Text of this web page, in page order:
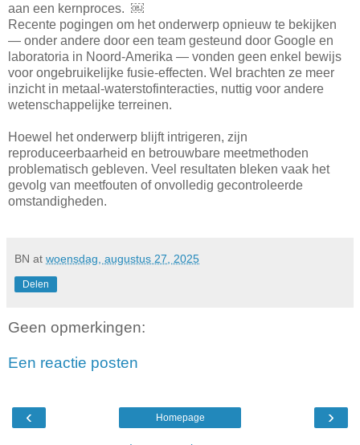
aan een kernproces. ￼
Recente pogingen om het onderwerp opnieuw te bekijken
— onder andere door een team gesteund door Google en
laboratoria in Noord-Amerika — vonden geen enkel bewijs
voor ongebruikelijke fusie-effecten. Wel brachten ze meer
inzicht in metaal-waterstofinteracties, nuttig voor andere
wetenschappelijke terreinen.
Hoewel het onderwerp blijft intrigeren, zijn
reproduceerbaarheid en betrouwbare meetmethoden
problematisch gebleven. Veel resultaten bleken vaak het
gevolg van meetfouten of onvolledig gecontroleerde
omstandigheden.
BN at woensdag, augustus 27, 2025
Delen
Geen opmerkingen:
Een reactie posten
‹ ›
Homepage